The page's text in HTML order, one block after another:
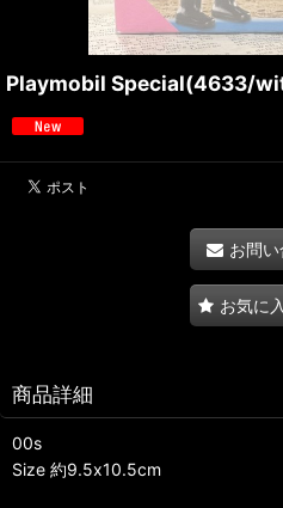
Playmobil Special(4633/
お問
お気に
商品詳細
00s
Size 約9.5x10.5cm